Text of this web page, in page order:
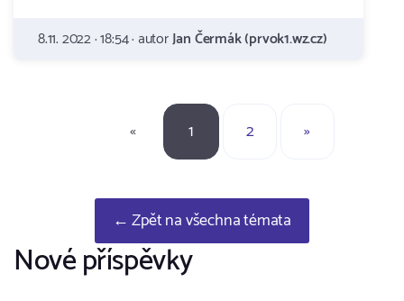
8.11. 2022 · 18:54 · autorJan Čermák (prvok1.wz.cz)
« 1 2 »
← Zpět na všechna témata
Nové příspěvky